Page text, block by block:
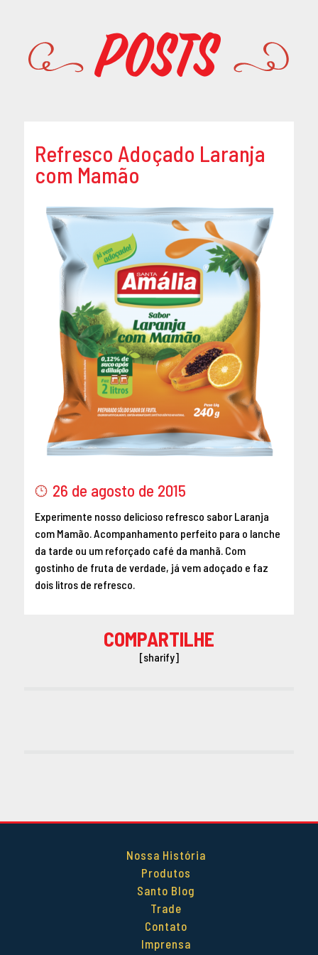
Posts
Refresco Adoçado Laranja
com Mamão
26 de agosto de 2015
Experimente nosso delicioso refresco sabor Laranja
com Mamão. Acompanhamento perfeito para o lanche
da tarde ou um reforçado café da manhã. Com
gostinho de fruta de verdade, já vem adoçado e faz
dois litros de refresco.
COMPARTILHE
[sharify]
Nossa História
Produtos
Santo Blog
Trade
Contato
Imprensa